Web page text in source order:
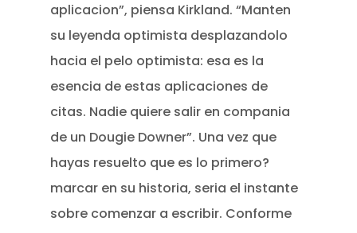
aplicacion”, piensa Kirkland. “Manten
su leyenda optimista desplazandolo
hacia el pelo optimista: esa es la
esencia de estas aplicaciones de
citas. Nadie quiere salir en compania
de un Dougie Downer”. Una vez que
hayas resuelto que es lo primero?
marcar en su historia, seri­a el instante
sobre comenzar a escribir. Conforme